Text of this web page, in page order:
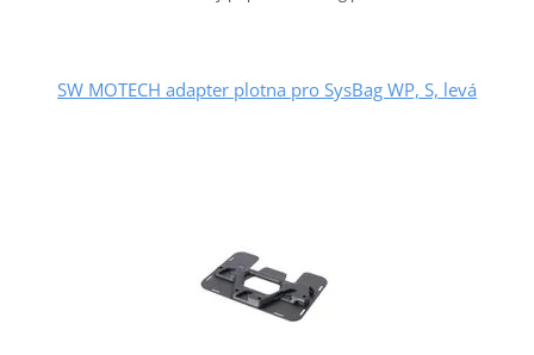
SW MOTECH adapter plotna pro SysBag WP, S, levá